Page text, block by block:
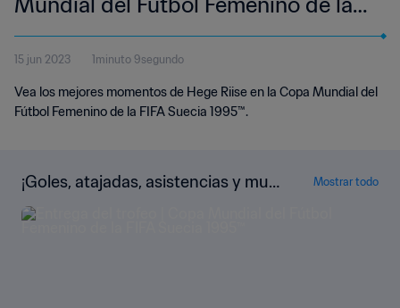
FIFA Suecia 1995™
15 jun 2023 1minuto 9segundo
Vea los mejores momentos de Hege Riise en la Copa Mundial del
Fútbol Femenino de la FIFA Suecia 1995™.
¡Goles, atajadas, asistencias y muc
ho más!
Mostrar todo